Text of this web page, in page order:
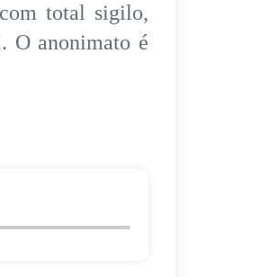
total sigilo,
O anonimato é